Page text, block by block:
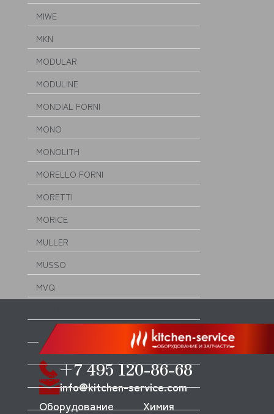
MIWE
MKN
MODULAR
MODULINE
MONDIAL FORNI
MONO
MONOLITH
MORELLO FORNI
MORETTI
MORICE
MULLER
MUSSO
MVQ
NOPEIN
NTF
NUOVA SIMONELLI
ODE
+7 495 120-86-68
info@kitchen-service.com
Оборудование
Химия